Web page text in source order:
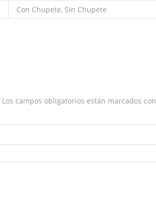
Con Chupete, Sin Chupete
Los campos obligatorios están marcados con